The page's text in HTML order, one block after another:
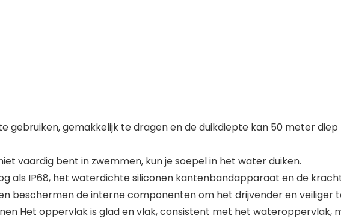
gebruiken, gemakkelijk te dragen en de duikdiepte kan 50 meter
vaardig bent in zwemmen, kun je soepel in het water duiken.
als IP68, het waterdichte siliconen kantenbandapparaat en de
beschermen de interne componenten om het drijvender en veiliger
Het oppervlak is glad en vlak, consistent met het wateroppervlak,